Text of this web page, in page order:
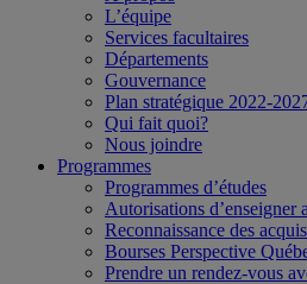
L’équipe
Services facultaires
Départements
Gouvernance
Plan stratégique 2022-
Qui fait quoi?
Nous joindre
Programmes
Programmes d’études
Autorisations d’enseigner
Reconnaissance des
Bourses Perspective
Prendre un rendez-vous